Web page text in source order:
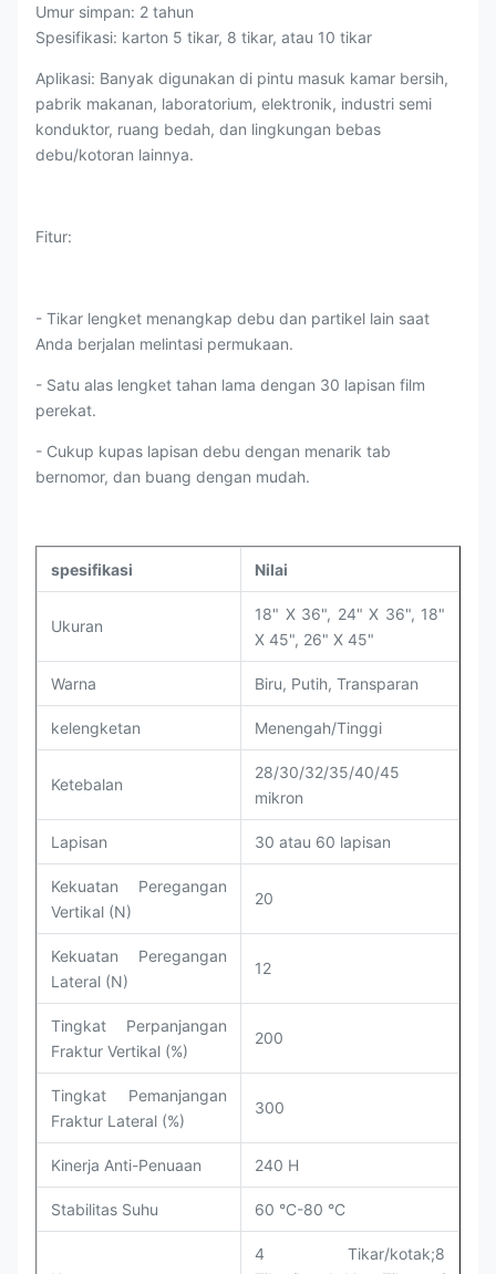
Umur simpan: 2 tahun
Spesifikasi: karton 5 tikar, 8 tikar, atau 10 tikar
Aplikasi: Banyak digunakan di pintu masuk kamar bersih,
pabrik makanan, laboratorium, elektronik, industri semi
konduktor, ruang bedah, dan lingkungan bebas
debu/kotoran lainnya.
Fitur:
- Tikar lengket menangkap debu dan partikel lain saat
Anda berjalan melintasi permukaan.
- Satu alas lengket tahan lama dengan 30 lapisan film
perekat.
- Cukup kupas lapisan debu dengan menarik tab
bernomor, dan buang dengan mudah.
spesifikasi Nilai
Ukuran
18" X 36", 24" X 36", 18"
X 45", 26" X 45"
Warna Biru, Putih, Transparan
kelengketan Menengah/Tinggi
Ketebalan
28/30/32/35/40/45
mikron
Lapisan 30 atau 60 lapisan
Kekuatan Peregangan
Vertikal (N)
20
Kekuatan Peregangan
Lateral (N)
12
Tingkat Perpanjangan
Fraktur Vertikal (%)
200
Tingkat Pemanjangan
Fraktur Lateral (%)
300
Kinerja Anti-Penuaan 240 H
Stabilitas Suhu 60 °C-80 °C
4 Tikar/kotak;8